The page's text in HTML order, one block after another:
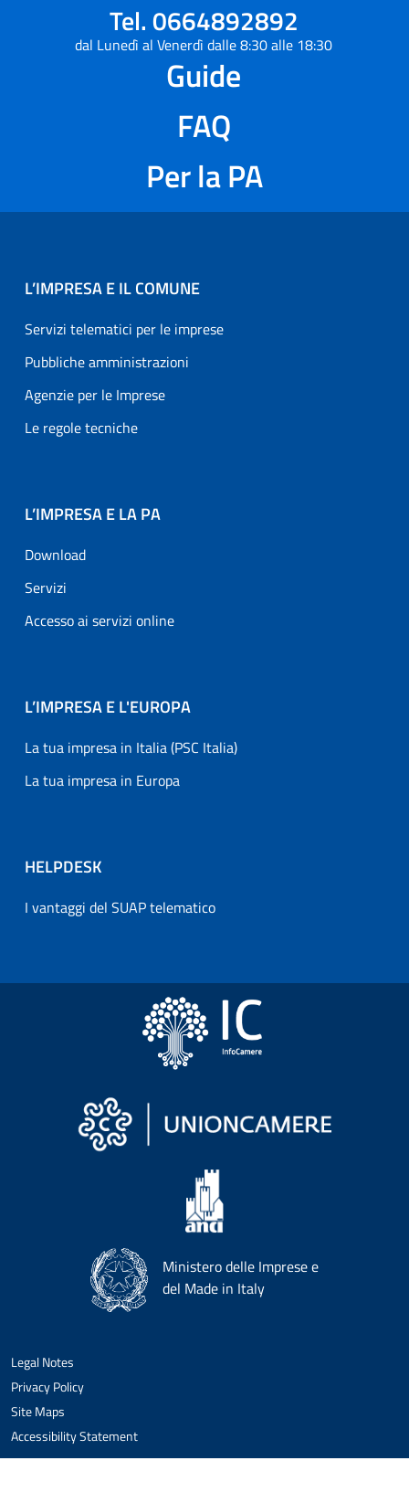
Tel. 0664892892
dal Lunedì al Venerdì dalle 8:30 alle 18:30
Guide
FAQ
Per la PA
L’IMPRESA E IL COMUNE
Servizi telematici per le imprese
Pubbliche amministrazioni
Agenzie per le Imprese
Le regole tecniche
L’IMPRESA E LA PA
Download
Servizi
Accesso ai servizi online
L’IMPRESA E L'EUROPA
La tua impresa in Italia (PSC Italia)
La tua impresa in Europa
HELPDESK
I vantaggi del SUAP telematico
Ministero delle Imprese e
del Made in Italy
Legal Notes
Privacy Policy
Site Maps
Accessibility Statement